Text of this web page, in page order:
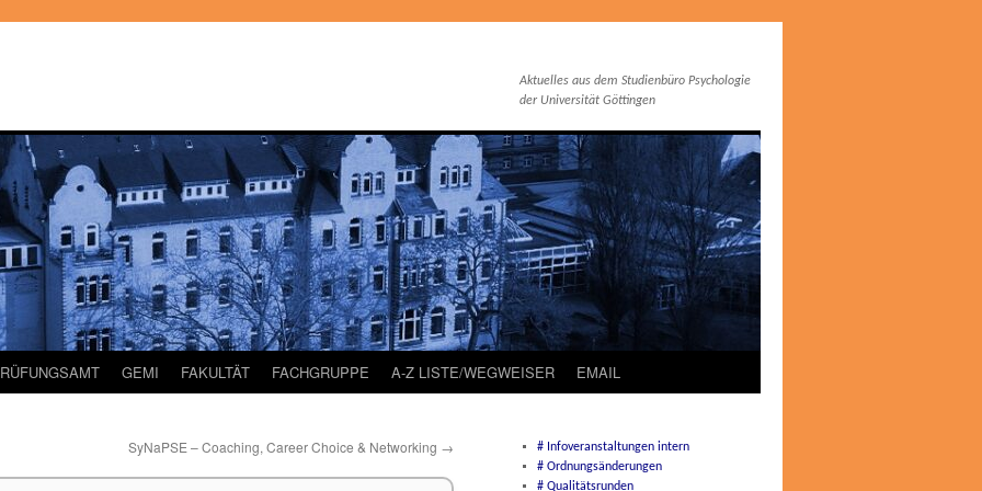
Aktuelles aus dem Studienbüro Psychologie
der Universität Göttingen
GEMI FAKULTÄT FACHGRUPPE A-Z LISTE/WEGWEISER EMAIL
SyNaPSE – Coaching, Career Choice & Networking →
# Infoveranstaltungen intern
# Ordnungsänderungen
# Qualitätsrunden